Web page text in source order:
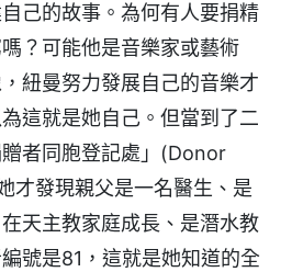
己的故事。為何有人要捐精
？可能他是音樂家或藝術
紐曼努力發展自己的音樂才
這就是她自己。但當到了二
者同胞登記處」(Donor
才發現親父是一名醫生、是
天主教家庭成長、是潛水教
號是81，這就是她知道的全